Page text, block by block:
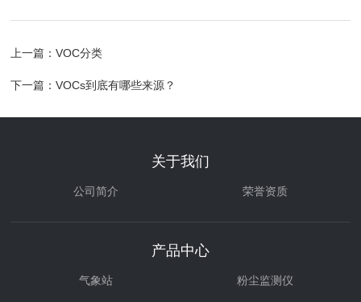
上一篇：VOC分类
下一篇：VOCs到底有哪些来源？
关于我们
公司简介 荣誉资质
产品中心
气象站 粉尘监测仪